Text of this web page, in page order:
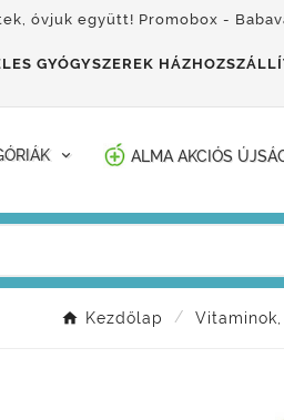
óvjuk együtt! Promobox -
GYÓGYSZEREK
ALMA AKCIÓS
Kezdőlap